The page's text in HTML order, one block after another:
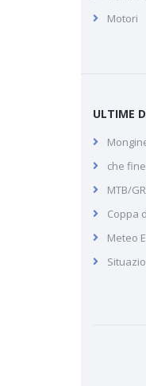
Motori
ULTIME
che
MTB/
Coppa
Meteo